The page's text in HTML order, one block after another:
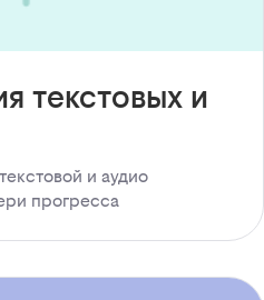
текстовых и
и аудио
прогресса